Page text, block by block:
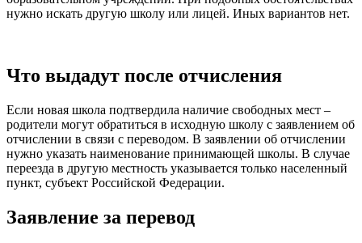
нужно искать другую школу или лицей. Иных вариантов нет.
Что выдадут после отчисления
Если новая школа подтвердила наличие свободных мест –
родители могут обратиться в исходную школу с заявлением об
отчислении в связи с переводом. В заявлении об отчислении
нужно указать наименование принимающей школы. В случае
переезда в другую местность указывается только населенный
пункт, субъект Российской Федерации.
Заявление за перевод